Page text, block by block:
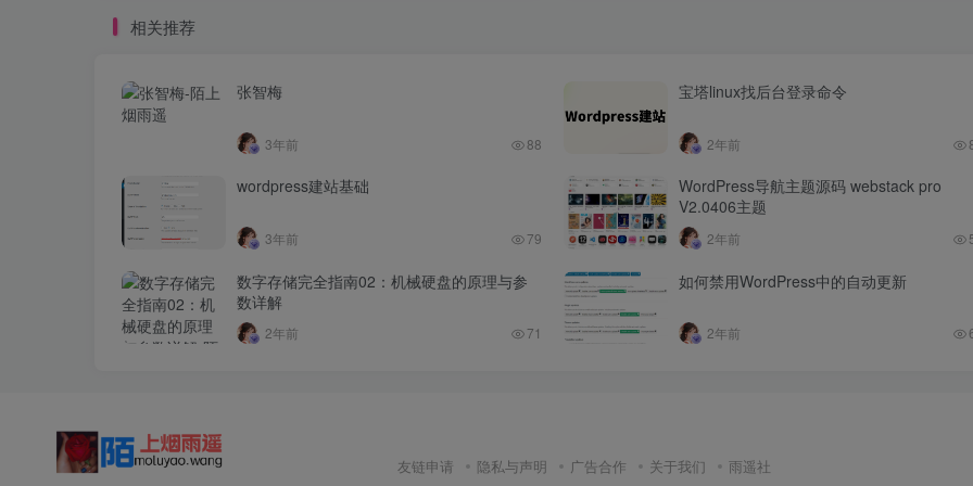
相关推荐
张智梅
3年前 88
宝塔linux找后台登录命令
2年前
wordpress建站基础
3年前 79
WordPress导航主题源码 webstack pro
V2.0406主题
2年前
数字存储完全指南02：机械硬盘的原理与参
数详解
2年前 71
如何禁用WordPress中的自动更新
2年前
友链申请 隐私与声明 广告合作 关于我们 雨遥社